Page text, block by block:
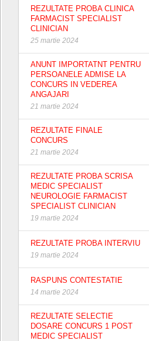
REZULTATE PROBA CLINICA
FARMACIST SPECIALIST
CLINICIAN
25 martie 2024
ANUNT IMPORTATNT PENTRU
PERSOANELE ADMISE LA
CONCURS IN VEDEREA
ANGAJARI
21 martie 2024
REZULTATE FINALE
CONCURS
21 martie 2024
REZULTATE PROBA SCRISA
MEDIC SPECIALIST
NEUROLOGIE FARMACIST
SPECIALIST CLINICIAN
19 martie 2024
REZULTATE PROBA INTERVIU
19 martie 2024
RASPUNS CONTESTATIE
14 martie 2024
REZULTATE SELECTIE
DOSARE CONCURS 1 POST
MEDIC SPECIALIST